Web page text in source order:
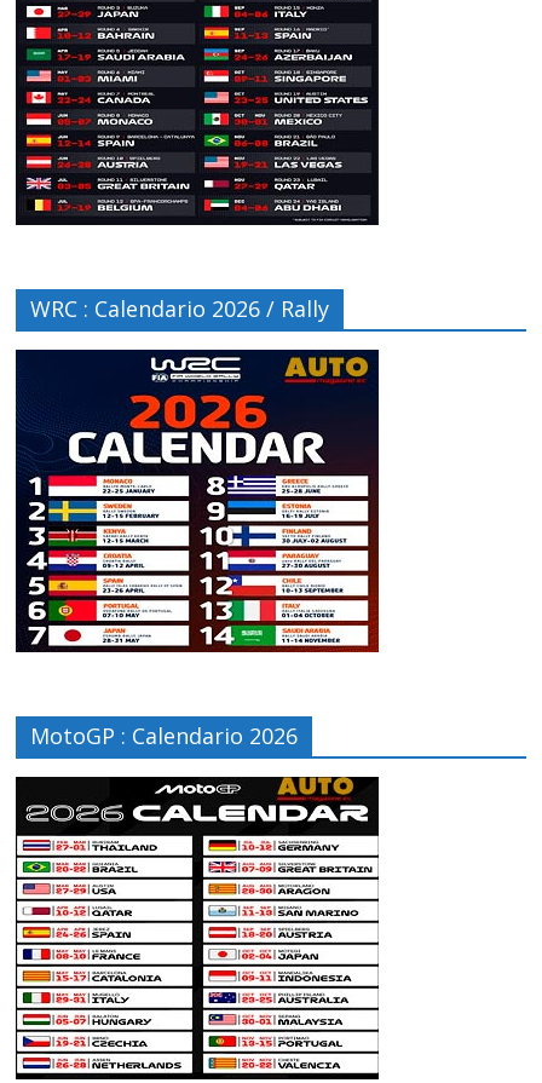
WRC : Calendario 2026 / Rally
MotoGP : Calendario 2026